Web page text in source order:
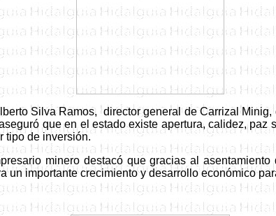
Silva Ramos, director general de Carrizal Minig,
que en el estadoexiste apertura, calidez, paz
tipo de inversión.
minero destacó que gracias al asentamiento
un importante crecimiento y desarrollo económico